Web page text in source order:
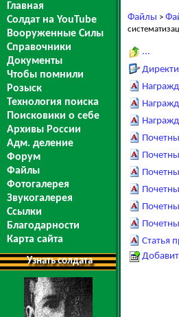
Главная
Солдат на YouTube
Вооруженные Силы
Справочники
Документы
Чтобы помнили
Розыск
Технология поиска
Поисковики о себе
Архивы России
Адм. деление
Форум
Файлы
Фотогалерея
Звукогалерея
Ссылки
Благодарности
Карта сайта
Узнать солдата
Файлы >
...
Статья